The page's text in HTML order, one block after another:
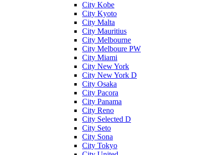
City Kobe
City Kyoto
City Malta
City Mauritius
City Melbourne
City Melboure PW
City Miami
City New York
City New York D
City Osaka
City Pacora
City Panama
City Reno
City Selected D
City Seto
City Sona
City Tokyo